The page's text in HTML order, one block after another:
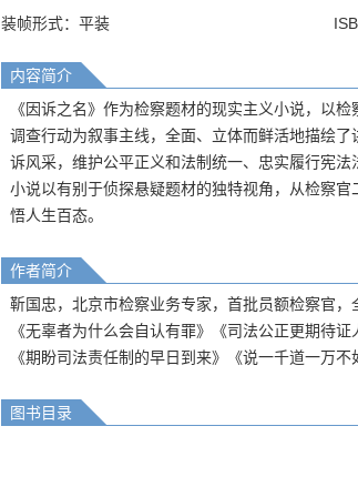
装帧形式：平装
内容简介
《因诉之名》作为检察题材的现实主义小说，以
调查行动为叙事主线，全面、立体而鲜活地描绘
诉风采，维护公平正义和法制统一、忠实履行宪
小说以有别于侦探悬疑题材的独特视角，从检察
悟人生百态。
作者简介
靳国忠，北京市检察业务专家，首批员额检察官
《无辜者为什么会自认有罪》《司法公正更期待
《期盼司法责任制的早日到来》《说一千道一万
图书目录